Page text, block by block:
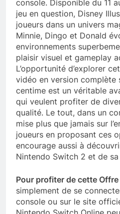
console. Disponible du 11
jeu en question, Disney
joueurs dans un univers
Minnie, Dingo et Donald
environnements
plaisir visuel et gameplay
L’opportunité d’explorer
vidéo en version complète
centime est un véritable
qui veulent profiter de
qualité. Le tout, dans un
mise plus que jamais sur
joueurs en proposant ces
encourage aussi à
Nintendo Switch 2 et de
Pour profiter de cette Offre
simplement de se
console ou sur le site